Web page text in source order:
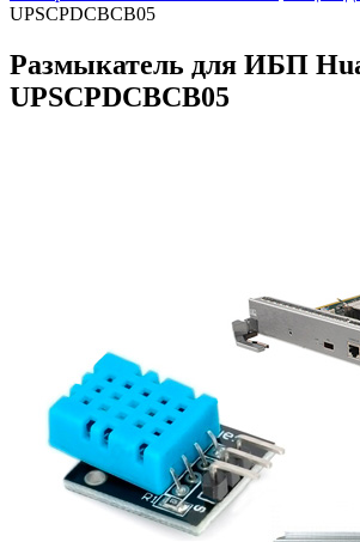
UPSCPDCBCB05
Размыкатель для ИБП
UPSCPDCBCB05